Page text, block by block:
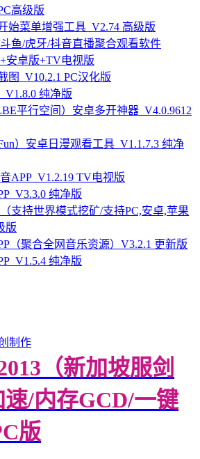
高级版
开始菜单增强工具_V2.74 高级版
鱼/虎牙/抖音直播聚合观看软件
+安卓版+TV电视版
图_V10.2.1 PC汉化版
纯净版
平行空间）安卓多开神器_V4.0.9612
）安卓日漫观看工具_V1.1.7.3 纯净
APP_V1.2.19 TV电视版
纯净版
支持世界模式挖矿/支持PC,安卓,苹果
版
（聚合全网音乐资源）V3.2.1 更新版
纯净版
制作
（新加坡服剑
/内存GCD/一键
版